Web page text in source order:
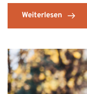
Weiterlesen